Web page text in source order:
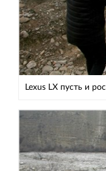
Lexus LX пусть и